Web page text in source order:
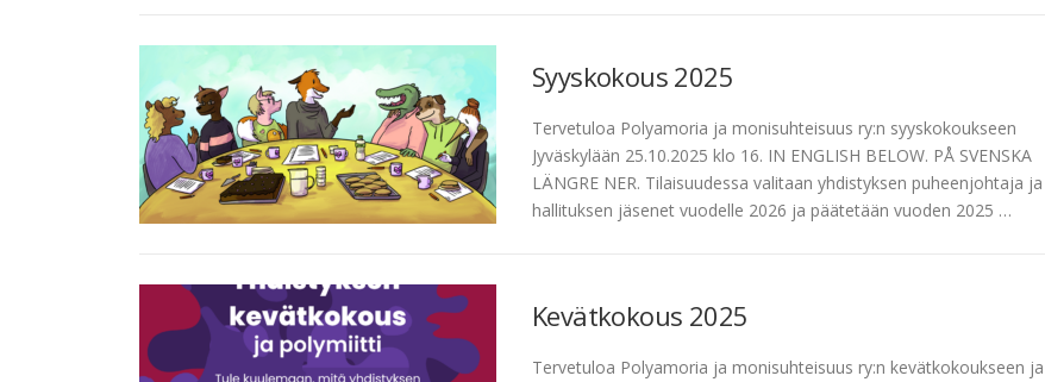
Syyskokous 2025
Tervetuloa Polyamoria ja monisuhteisuus ry:n syyskokoukseen
Jyväskylään 25.10.2025 klo 16. IN ENGLISH BELOW. PÅ SVENSKA
LÄNGRE NER. Tilaisuudessa valitaan yhdistyksen puheenjohtaja ja
hallituksen jäsenet vuodelle 2026 ja päätetään vuoden 2025 …
Kevätkokous 2025
Tervetuloa Polyamoria ja monisuhteisuus ry:n kevätkokoukseen ja